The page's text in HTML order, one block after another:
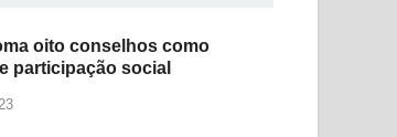
oito conselhos como
participação social